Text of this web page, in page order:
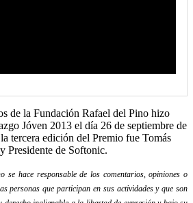
de la Fundación Rafael del Pino hizo
Jóven 2013 el día 26 de septiembre de
tercera edición del Premio fue Tomás
Presidente de Softonic.
se hace responsable de los comentarios, opiniones o
personas que participan en sus actividades y que son